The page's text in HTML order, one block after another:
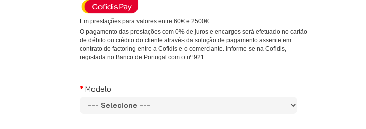
Em prestações para valores entre 60€ e 2500€
O pagamento das prestações com 0% de juros e encargos será efetuado no cartão
de débito ou crédito do cliente através da solução de pagamento assente em
contrato de factoring entre a Cofidis e o comerciante. Informe-se na Cofidis,
registada no Banco de Portugal com o nº 921.
Modelo